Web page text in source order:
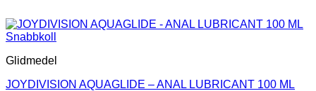
Snabbkoll
Glidmedel
JOYDIVISION AQUAGLIDE – ANAL LUBRICANT 100 ML